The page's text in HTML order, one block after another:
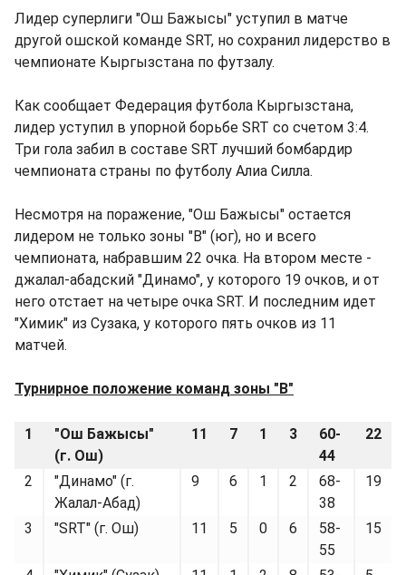
Лидер суперлиги "Ош Бажысы" уступил в матче
другой ошской команде SRT, но сохранил лидерство в
чемпионате Кыргызстана по футзалу.
Как сообщает Федерация футбола Кыргызстана,
лидер уступил в упорной борьбе SRT со счетом 3:4.
Три гола забил в составе SRT лучший бомбардир
чемпионата страны по футболу Алиа Силла.
Несмотря на поражение, "Ош Бажысы" остается
лидером не только зоны "В" (юг), но и всего
чемпионата, набравшим 22 очка. На втором месте -
джалал-абадский "Динамо", у которого 19 очков, и от
него отстает на четыре очка SRT. И последним идет
"Химик" из Сузака, у которого пять очков из 11
матчей.
Турнирное положение команд зоны "В"
1
"Ош Бажысы"
(г. Ош)
11 7 1 3
60-
44
22
2
"Динамо" (г.
Жалал-Абад)
9 6 1 2
68-
38
19
3 "SRT" (г. Ош) 11 5 0 6
58-
55
15